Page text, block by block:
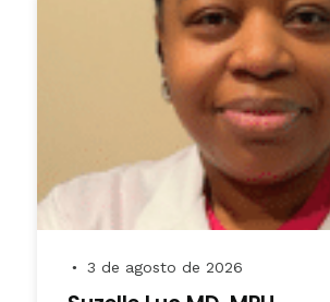
● 3 de agosto de 2026